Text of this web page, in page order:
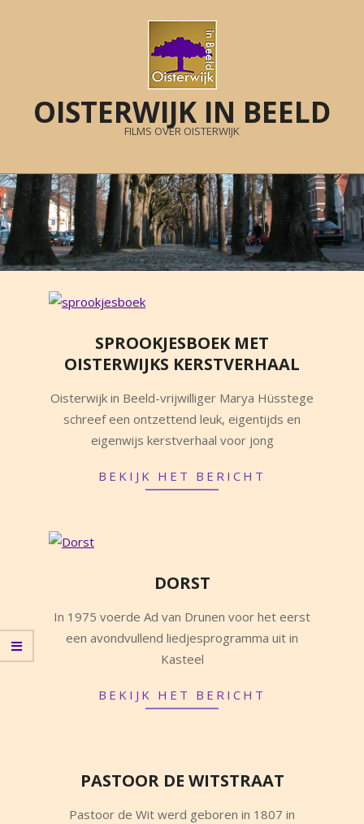
OISTERWIJK IN BEELD
FILMS OVER OISTERWIJK
Primary
Navigation
Menu
SPROOKJESBOEK MET
OISTERWIJKS KERSTVERHAAL
10-
Oisterwijk in Beeld-vrijwilliger Marya Hüsstege
schreef een ontzettend leuk, eigentijds en
eigenwijs kerstverhaal voor jong
BEKIJK HET BERICHT
DORST
10-
In 1975 voerde Ad van Drunen voor het eerst
een avondvullend liedjesprogramma uit in
Kasteel
BEKIJK HET BERICHT
PASTOOR DE WITSTRAAT
Pastoor de Wit werd geboren in 1807 in